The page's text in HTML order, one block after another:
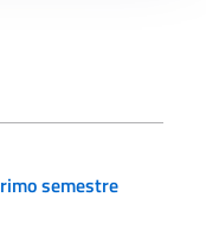
semestre